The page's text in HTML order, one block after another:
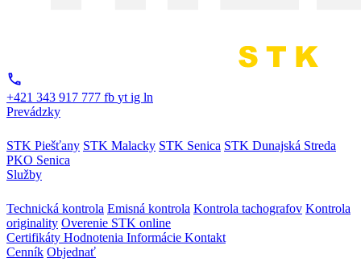
+421 343 917 777 fb yt ig ln
Prevádzky
STK Piešťany STK Malacky STK Senica STK Dunajská Streda
PKO Senica
Služby
Technická kontrola Emisná kontrola Kontrola tachografov Kontrola
originality Overenie STK online
Certifikáty Hodnotenia Informácie Kontakt
Cenník Objednať